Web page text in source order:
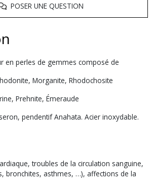
POSER UNE QUESTION
en perles de gemmes composé de
Morganite, Rhodochosite
Prehnite, Émeraude
pendentif Anahata. Acier inoxydable.
troubles de la circulation sanguine,
bronchites, asthmes, …), affections de la